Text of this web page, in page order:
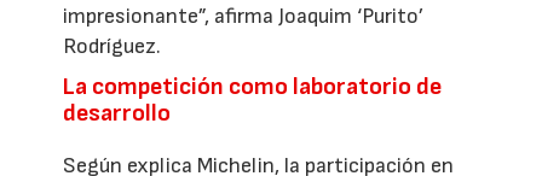
impresionante”, afirma Joaquim ‘Purito’
Rodríguez.
La competición como laboratorio de
desarrollo
Según explica Michelin, la participación en